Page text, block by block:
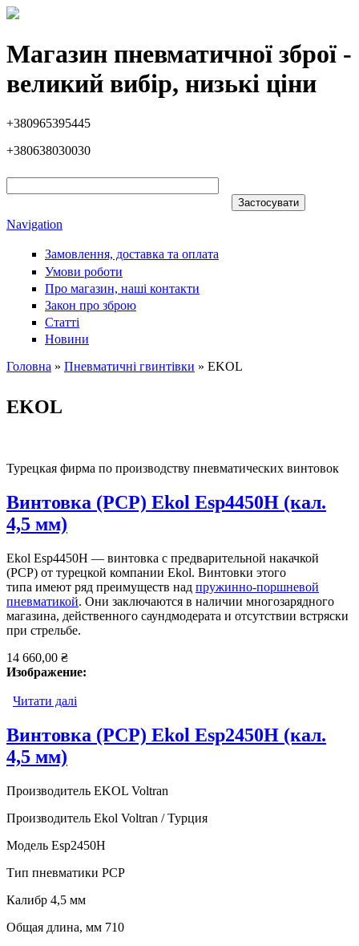
Перейти до основного вмісту
Магазин пневматичної зброї -
великий вибір, низькі ціни
+380965395445
+380638030030
Navigation
Замовлення, доставка та оплата
Умови роботи
Про магазин, наші контакти
Закон про зброю
Статті
Новини
Головна » Пневматичні гвинтівки » EKOL
EKOL
Турецкая фирма по производству пневматических винтовок
Винтовка (PCP) Ekol Esp4450H (кал.
4,5 мм)
Ekol Esp4450H — винтовка с предварительной накачкой
(PCP) от турецкой компании Ekol. Винтовки этого
типа имеют ряд преимуществ над пружинно-поршневой
пневматикой. Они заключаются в наличии многозарядного
магазина, действенного саундмодерата и отсутствии встряски
при стрельбе.
14 660,00 ₴
Изображение:
Читати далі
Винтовка (PCP) Ekol Esp2450H (кал.
4,5 мм)
Производитель EKOL Voltran
Производитель Ekol Voltran / Турция
Модель Esp2450H
Тип пневматики PCP
Калибр 4,5 мм
Общая длина, мм 710